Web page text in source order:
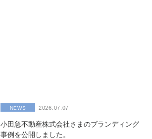
NEWS 2026.07.07
小田急不動産株式会社さまのブランディング
事例を公開しました。